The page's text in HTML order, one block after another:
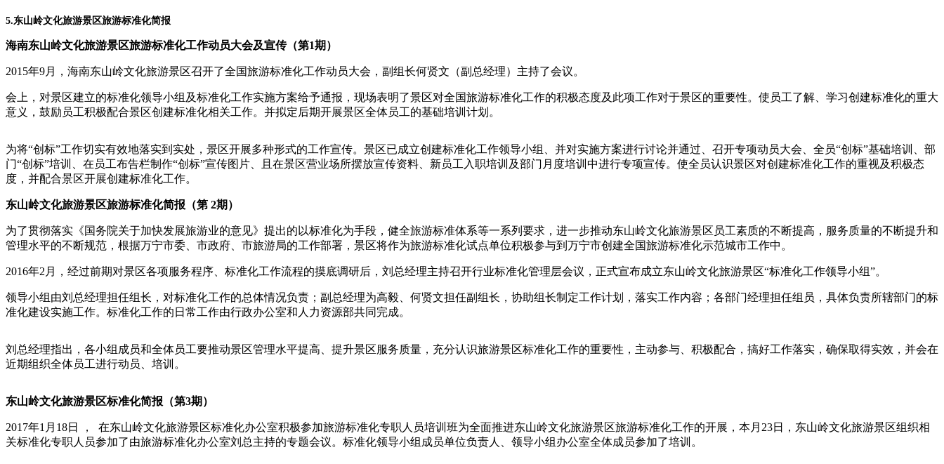
5.东山岭文化旅游景区旅游标准化简报
海南东山岭文化旅游景区旅游标准化工作动员大会及宣传（第1期）
2015年9月，海南东山岭文化旅游景区召开了全国旅游标准化工作动员大会，副组长何贤文（副总经理）主持了会议。
会上，对景区建立的标准化领导小组及标准化工作实施方案给予通报，现场表明了景区对全国旅游标准化工作的积极态度及此项工作对于景区的重要性。使员工了解、学习创建标准化的重大
意义，鼓励员工积极配合景区创建标准化相关工作。并拟定后期开展景区全体员工的基础培训计划。
为将“创标”工作切实有效地落实到实处，景区开展多种形式的工作宣传。景区已成立创建标准化工作领导小组、并对实施方案进行讨论并通过、召开专项动员大会、全员“创标”基础培训、部
门“创标”培训、在员工布告栏制作“创标”宣传图片、且在景区营业场所摆放宣传资料、新员工入职培训及部门月度培训中进行专项宣传。使全员认识景区对创建标准化工作的重视及积极态
度，并配合景区开展创建标准化工作。
东山岭文化旅游景区旅游标准化简报（第 2期）
为了贯彻落实《国务院关于加快发展旅游业的意见》提出的以标准化为手段，健全旅游标准体系等一系列要求，进一步推动东山岭文化旅游景区员工素质的不断提高，服务质量的不断提升和
管理水平的不断规范，根据万宁市委、市政府、市旅游局的工作部署，景区将作为旅游标准化试点单位积极参与到万宁市创建全国旅游标准化示范城市工作中。
2016年2月，经过前期对景区各项服务程序、标准化工作流程的摸底调研后，刘总经理主持召开行业标准化管理层会议，正式宣布成立东山岭文化旅游景区“标准化工作领导小组”。
领导小组由刘总经理担任组长，对标准化工作的总体情况负责；副总经理为高毅、何贤文担任副组长，协助组长制定工作计划，落实工作内容；各部门经理担任组员，具体负责所辖部门的标
准化建设实施工作。标准化工作的日常工作由行政办公室和人力资源部共同完成。
刘总经理指出，各小组成员和全体员工要推动景区管理水平提高、提升景区服务质量，充分认识旅游景区标准化工作的重要性，主动参与、积极配合，搞好工作落实，确保取得实效，并会在
近期组织全体员工进行动员、培训。
东山岭文化旅游景区标准化简报（第3期）
2017年1月18日 ， 在东山岭文化旅游景区标准化办公室积极参加旅游标准化专职人员培训班为全面推进东山岭文化旅游景区旅游标准化工作的开展，本月23日，东山岭文化旅游景区组织相
关标准化专职人员参加了由旅游标准化办公室刘总主持的专题会议。标准化领导小组成员单位负责人、领导小组办公室全体成员参加了培训。